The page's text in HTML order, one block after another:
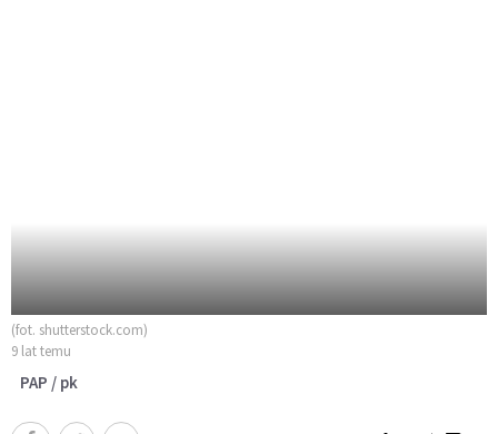
(fot. shutterstock.com)
9 lat temu
PAP / pk